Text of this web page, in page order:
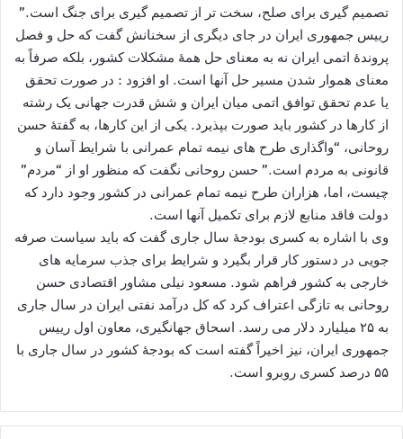
تصمیم گیری برای صلح، سخت تر از تصمیم گیری برای جنگ است.”
رییس جمهوری ایران در جای دیگری از سخنانش گفت که حل و فصل
پروندۀ اتمی ایران نه به معنای حل همۀ مشکلات کشور، بلکه صرفاً به
معنای هموار شدن مسیر حل آنها است. او افزود : در صورت تحقق
یا عدم تحقق توافق اتمی میان ایران و شش قدرت جهانی یک رشته
از کارها در کشور باید صورت بپذیرد. یکی از این کارها، به گفتۀ حسن
روحانی، “واگذاری طرح های نیمه تمام عمرانی با شرایط آسان و
قانونی به مردم است.” حسن روحانی نگفت که منظور او از “مردم”
چیست، اما، هزاران طرح نیمه تمام عمرانی در کشور وجود دارد که
دولت فاقد منابع لازم برای تکمیل آنها است.
وی با اشاره به کسری بودجۀ سال جاری گفت که باید سیاست صرفه
جویی در دستور کار قرار بگیرد و شرایط برای جذب سرمایه های
خارجی به کشور فراهم شود. مسعود نیلی مشاور اقتصادی حسن
روحانی به تازگی اعتراف کرد که کل درآمد نفتی ایران در سال جاری
به ۲۵ میلیارد دلار می رسد. اسحاق جهانگیری، معاون اول رییس
جمهوری ایران، نیز اخیراً گفته است که بودجۀ کشور در سال جاری با
۵۵ درصد کسری روبرو است.